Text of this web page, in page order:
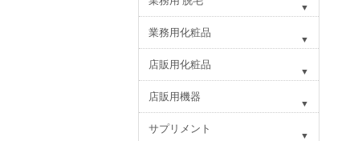
業務用化粧品
店販用化粧品
店販用機器
サプリメント